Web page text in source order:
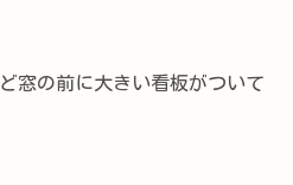
窓の前に大きい看板がついて